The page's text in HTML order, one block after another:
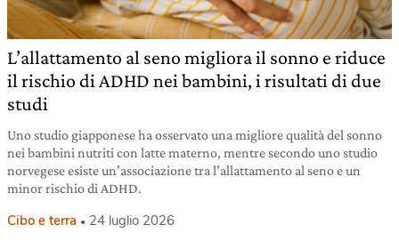
L’allattamento al seno migliora il sonno e riduce
il rischio di ADHD nei bambini, i risultati di due
studi
Uno studio giapponese ha osservato una migliore qualità del sonno
nei bambini nutriti con latte materno, mentre secondo uno studio
norvegese esiste un’associazione tra l’allattamento al seno e un
minor rischio di ADHD.
Cibo e terra 24 luglio 2026